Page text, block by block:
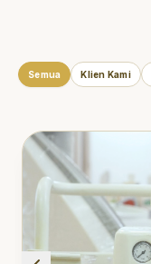
Semua Klien Kami